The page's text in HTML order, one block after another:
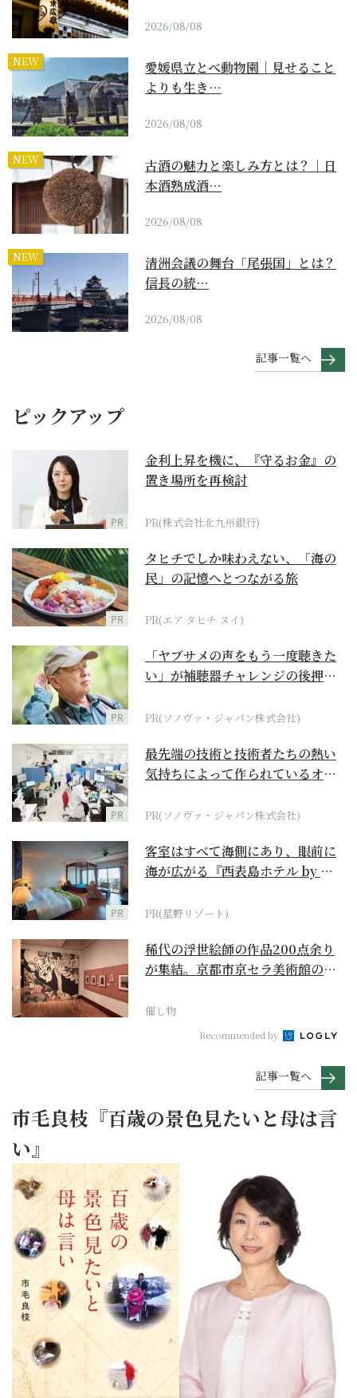
2026/08/08
NEW
愛媛県立とべ動物園｜見せること
よりも生き…
2026/08/08
NEW
古酒の魅力と楽しみ方とは？｜日
本酒熟成酒…
2026/08/08
NEW
清洲会議の舞台「尾張国」とは？
信長の統…
2026/08/08
記事一覧へ
ピックアップ
PR
金利上昇を機に、『守るお金』の
置き場所を再検討
PR(株式会社北九州銀行)
PR
タヒチでしか味わえない、「海の
民」の記憶へとつながる旅
PR(エア タヒチ ヌイ)
PR
「ヤブサメの声をもう一度聴きた
い」が補聴器チャレンジの後押し
PR(ソノヴァ・ジャパン株式会社)
PR
最先端の技術と技術者たちの熱い
気持ちによって作られているオー
PR(ソノヴァ・ジャパン株式会社)
PR
客室はすべて海側にあり、眼前に
海が広がる『西表島ホテル by 星
PR(星野リゾート)
稀代の浮世絵師の作品200点余り
が集結。京都市京セラ美術館の
催し物
Recommended by
記事一覧へ
市毛良枝『百歳の景色見たいと母は言
い』